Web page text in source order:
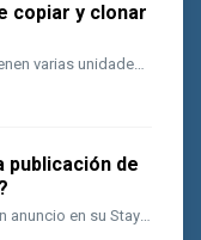
copiar y clonar
Al gestionar sus direcciones que tienen varias unidades vinculadas, cuando acceda al menú Alojamiento junto a sus unidades, usted tendrá el botón Añadir, ...
publicación de
Para suspender la publicación de un anuncio en su Stays.net, lo mejor es elegir el status Inactivo para el anuncio, ya que esto hará que no se pueda reser...